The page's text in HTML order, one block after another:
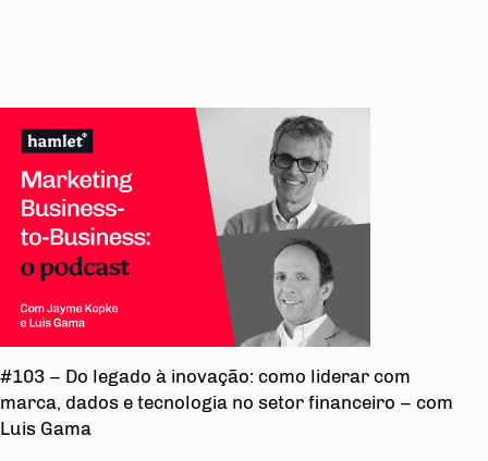
#103 – Do legado à inovação: como liderar com
marca, dados e tecnologia no setor financeiro – com
Luis Gama